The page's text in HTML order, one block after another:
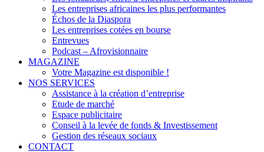
Les entreprises africaines les plus performantes
Échos de la Diaspora
Les entreprises cotées en bourse
Entrevues
Podcast – Afrovisionnaire
MAGAZINE
Votre Magazine est disponible !
NOS SERVICES
Assistance à la création d’entreprise
Etude de marché
Espace publicitaire
Conseil à la levée de fonds & Investissement
Gestion des réseaux sociaux
CONTACT